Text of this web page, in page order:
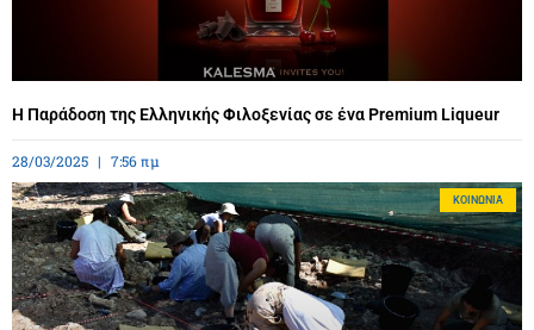
Η Παράδοση της Ελληνικής Φιλοξενίας σε ένα Premium Liqueur
28/03/2025 7:56 πμ
ΚΟΙΝΩΝΊΑ